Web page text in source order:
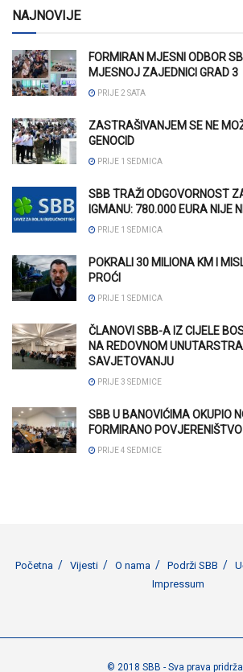
NAJNOVIJE
FORMIRAN MJESNI ODBOR
MJESNOJ ZAJEDNICI GRAD 3
PRIJE 2 SATA
ZASTRAŠIVANJEM SE NE
GENOCID
PRIJE 1 SEDMICA
SBB TRAŽI ODGOVORNOST
IGMANU: 780.000 EURA NIJE
PRIJE 1 SEDMICA
POKRALI 30 MILIONA KM I
PROĆI
PRIJE 1 SEDMICA
ČLANOVI SBB-A IZ CIJELE
NA REDOVNOM
SAVJETOVANJU
PRIJE 3 SEDMICE
SBB U BANOVIĆIMA OKUPIO
FORMIRANO
PRIJE 4 SEDMICE
Početna Vijesti O nama Podrži SBB
Impressum
© 2018 SBB - Sva prava